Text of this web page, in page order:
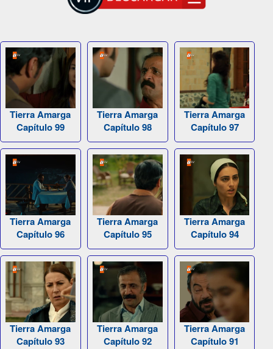
Tierra Amarga
Capítulo 99
Tierra Amarga
Capítulo 98
Tierra Amarga
Capítulo 97
Tierra Amarga
Capítulo 96
Tierra Amarga
Capítulo 95
Tierra Amarga
Capítulo 94
Tierra Amarga
Capítulo 93
Tierra Amarga
Capítulo 92
Tierra Amarga
Capítulo 91